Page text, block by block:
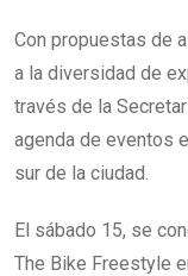
Con propuestas de
a la diversidad de
través de la
agenda de eventos
sur de la ciudad.
El sábado 15, se
The Bike Freestyle